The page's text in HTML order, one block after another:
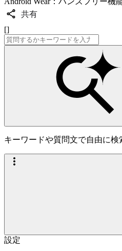
共有
[]
キーワードや質問文で自由に検
設定